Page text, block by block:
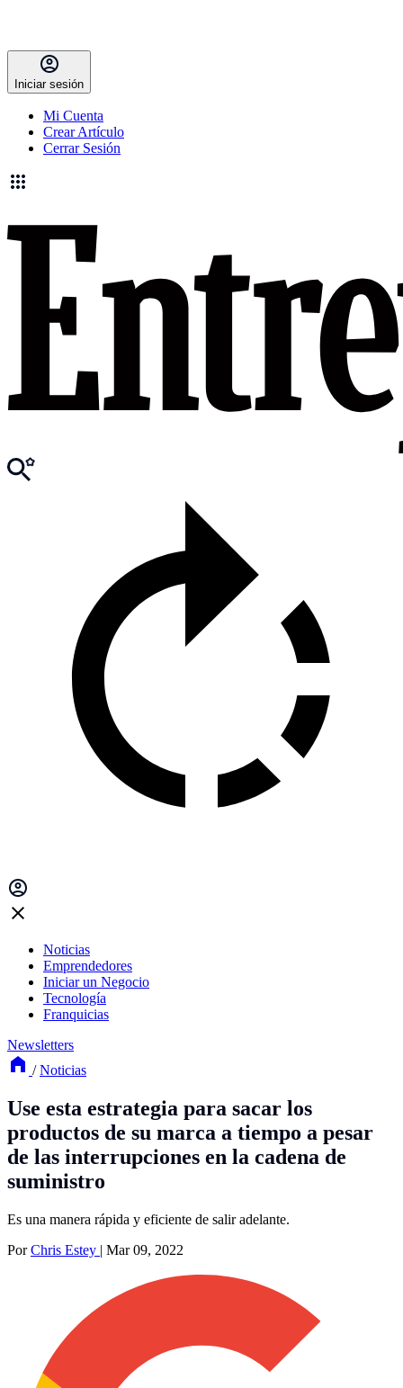
Iniciar sesión
Mi Cuenta
Crear Artículo
Cerrar Sesión
Noticias
Emprendedores
Iniciar un Negocio
Tecnología
Franquicias
Newsletters
/ Noticias
Use esta estrategia para sacar los
productos de su marca a tiempo a pesar
de las interrupciones en la cadena de
suministro
Es una manera rápida y eficiente de salir adelante.
PorChris Estey | Mar 09, 2022